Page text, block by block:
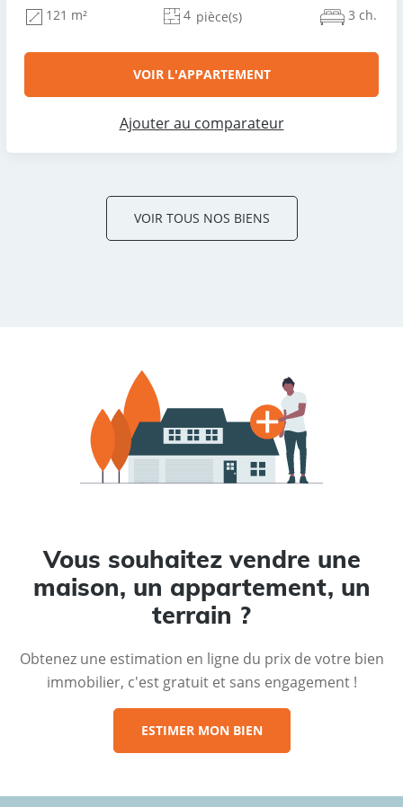
121 m² 4 pièce(s) 3 ch.
VOIR L'APPARTEMENT
Ajouter au comparateur
VOIR TOUS NOS BIENS
Vous souhaitez vendre une
maison, un appartement, un
terrain ?
Obtenez une estimation en ligne du prix de votre bien
immobilier, c'est gratuit et sans engagement !
ESTIMER MON BIEN